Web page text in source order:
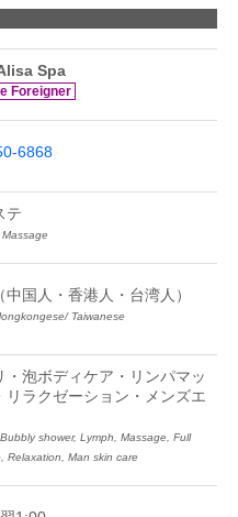
Spa
Foreigner
6868
テ
中国人・香港人・台湾人）
Taiwanese
・泡ボディケア・リンパマッ
リラクゼーション・メンズエ
shower, Lymph, Massage, Full
Relaxation, Man skin care